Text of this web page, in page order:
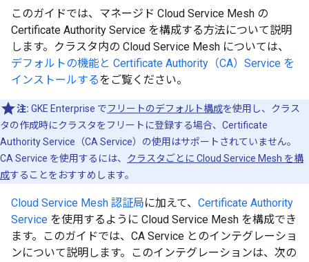
このガイドでは、マネージド Cloud Service Mesh の
Certificate Authority Service を構成する方法について説明
します。クラスタ内の Cloud Service Mesh については、
デフォルトの機能と Certificate Authority（CA）Service を
インストールするをご覧ください。
注: GKE Enterprise でフリートのデフォルト構成を使用し、クラス
タの作成時にクラスタをフリートに登録する場合、Certificate
Authority Service（CA Service）の使用はサポートされていません。
CA Service を使用するには、 クラスタごとに Cloud Service Mesh を構
成することをおすすめします。
Cloud Service Mesh 認証局に加えて、 Certificate Authority
Service を使用するように Cloud Service Mesh を構成でき
ます。このガイドでは、CA Service とのインテグレーショ
ンについて説明します。このインテグレーションは、次の